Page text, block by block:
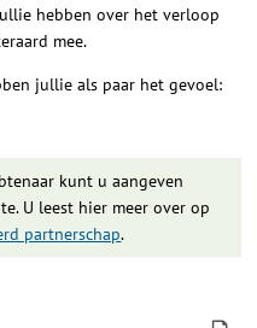
hebben over het verloop
mee.
jullie als paar het gevoel:
kunt u aangeven
U leest hier meer over op
partnerschap.